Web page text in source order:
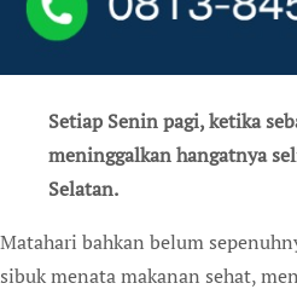
Setiap Senin pagi, ketika sebagian besar warga Jakarta masih bergulat dengan kantuk dan enggan
meninggalkan hangatnya
Selatan.
Matahari bahkan belum sepenuhnya menebarkan cahaya, tetapi Shinta Hidayat bersama sejumlah rekannya sudah
sibuk menata makanan sehat,